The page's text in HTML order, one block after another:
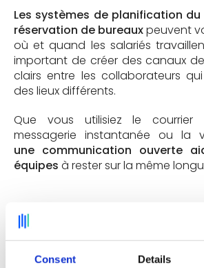
Consent Details
Les systèmes de planification
réservation de bureauxpeuvent
où et quand les salariés
important de créer des canaux
clairs entre les collaborateurs
des lieux différents.
Que vous utilisiez le courrier
messagerie instantanée ou la
une communication ouverte
équipes à rester sur la même
La simplification de la
Les outils qui aident à gérer les